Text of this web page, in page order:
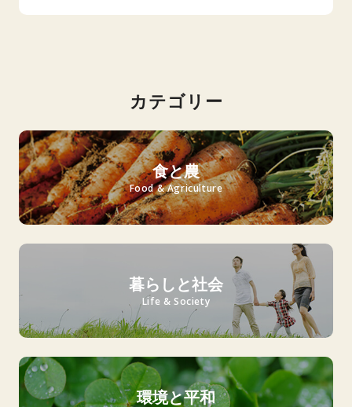
カテゴリー
食と農
Food & Agriculture
暮らしと社会
Life & Society
環境と平和